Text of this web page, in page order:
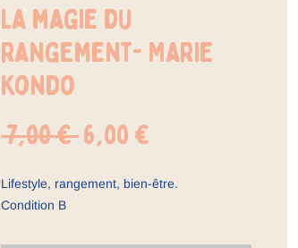
La magie du
rangement- Marie
Kondo
7,00 € Prix
original
6,00 €
promotionnel
Lifestyle, rangement, bien-être.
Condition B